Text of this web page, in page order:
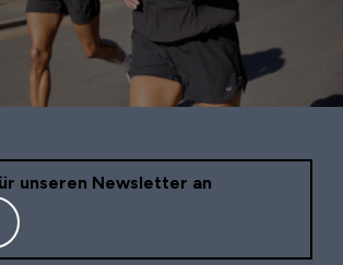
unseren Newsletter an